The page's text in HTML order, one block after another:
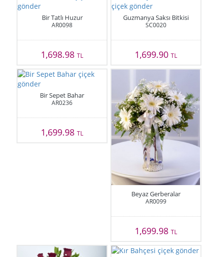
Bir Tatlı Huzur
AR0098
1,698.98TL
Guzmanya Saksı Bitkisi
SC0020
1,699.90 TL
Bir Sepet Bahar
AR0236
1,699.98TL
Beyaz Gerberalar
AR0099
1,699.98 TL